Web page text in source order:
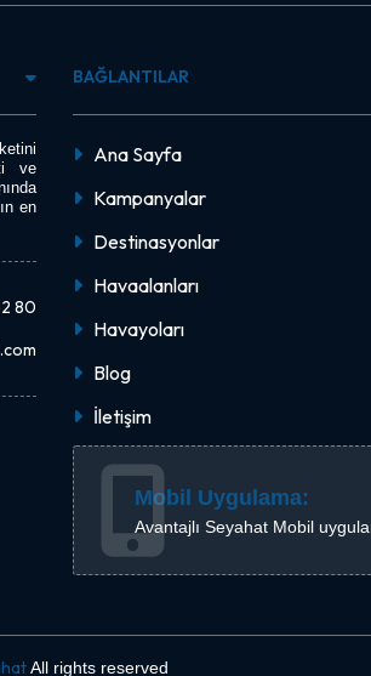
ve
en
80
BAĞLANTILAR
Ana Sayfa
Kampanyalar
Destinasyonlar
Havaalanları
Havayoları
Blog
İletişim
Mobil Uygulama:
Avantajlı Seyahat Mobil
All rights reserved